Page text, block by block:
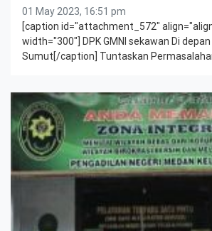
01 May 2023, 16:51 pm
[caption id="attachment_572"
width="300"] DPK GMNI sekawan Di
Sumut[/caption] Tuntaskan